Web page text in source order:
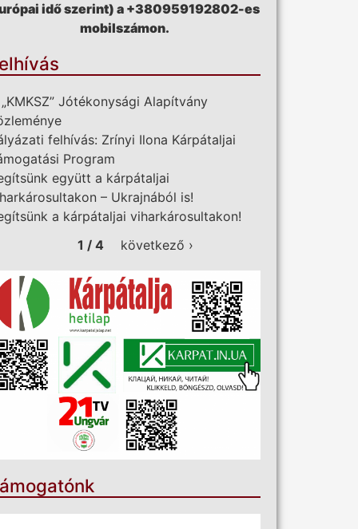
idő szerint) a +380959192802-es
mobilszámon.
Jótékonysági Alapítvány
felhívás: Zrínyi Ilona Kárpátaljai
Program
együtt a kárpátaljai
– Ukrajnából is!
a kárpátaljai viharkárosultakon!
1 / 4
következő ›